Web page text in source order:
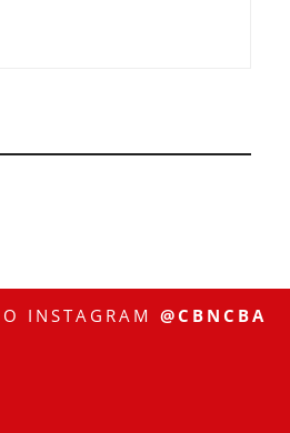
INSTAGRAM @CBNCBA